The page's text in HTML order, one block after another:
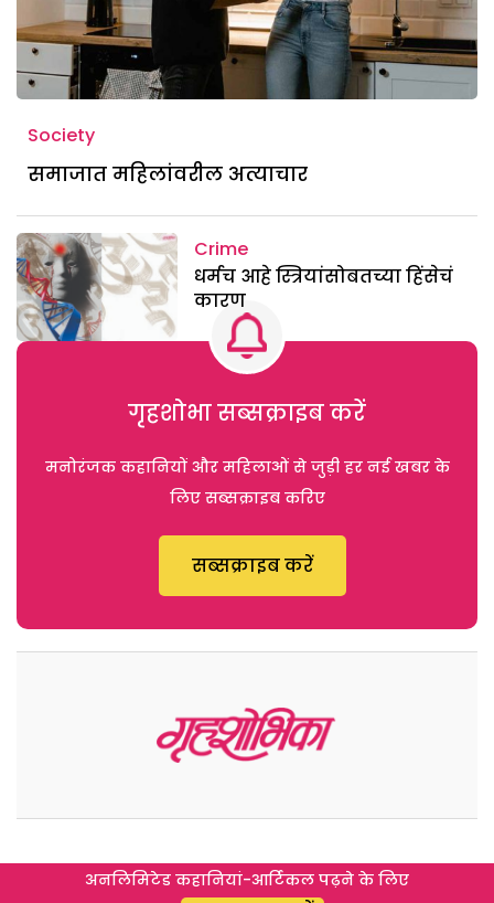
Society
समाजात महिलांवरील अत्याचार
Crime
धर्मच आहे स्त्रियांसोबतच्या हिंसेचं
कारण
गृहशोभा सब्सक्राइब करें
मनोरंजक कहानियों और महिलाओं से जुड़ी हर नई खबर के
लिए सब्सक्राइब करिए
सब्सक्राइब करें
अनलिमिटेड कहानियां-आर्टिकल पढ़ने के लिए